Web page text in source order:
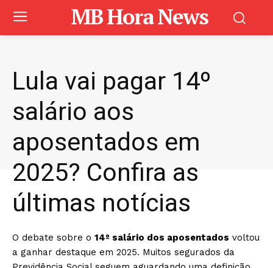
MB Hora News
Lula vai pagar 14º
salário aos
aposentados em
2025? Confira as
últimas notícias
O debate sobre o 14º salário dos aposentados voltou
a ganhar destaque em 2025. Muitos segurados da